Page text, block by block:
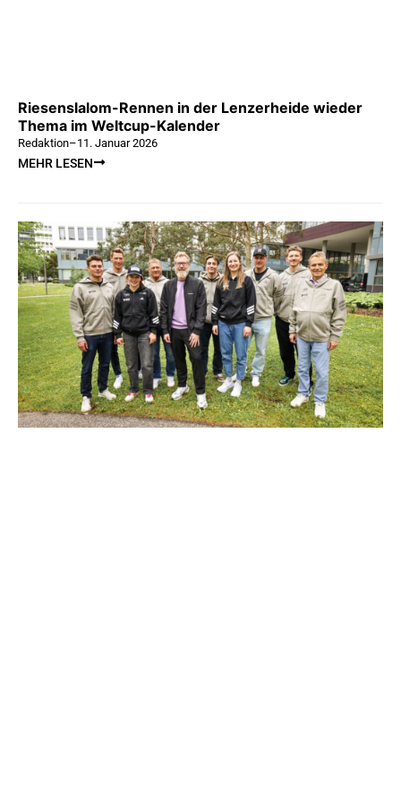
Riesenslalom-Rennen in der Lenzerheide wieder
Thema im Weltcup-Kalender
Redaktion–11. Januar 2026
MEHR LESEN